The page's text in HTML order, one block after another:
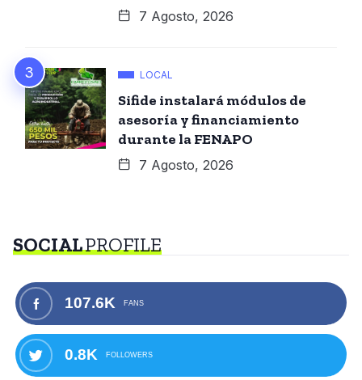
7 Agosto, 2026
LOCAL
Sifide instalará módulos de
asesoría y financiamiento
durante la FENAPO
7 Agosto, 2026
SOCIALPROFILE
107.6K FANS
0.8K FOLLOWERS